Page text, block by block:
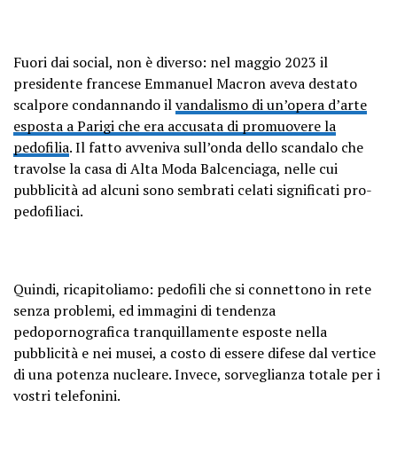
Fuori dai social, non è diverso: nel maggio 2023 il
presidente francese Emmanuel Macron aveva destato
scalpore condannando ilvandalismo di un’opera d’arte
esposta a Parigi che era accusata di promuovere la
pedofilia. Il fatto avveniva sull’onda dello scandalo che
travolse la casa di Alta Moda Balcenciaga, nelle cui
pubblicità ad alcuni sono sembrati celati significati pro-
pedofiliaci.
Quindi, ricapitoliamo: pedofili che si connettono in rete
senza problemi, ed immagini di tendenza
pedopornografica tranquillamente esposte nella
pubblicità e nei musei, a costo di essere difese dal vertice
di una potenza nucleare. Invece, sorveglianza totale per i
vostri telefonini.